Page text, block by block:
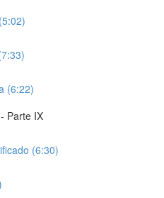
(6:22)
Parte IX
(6:30)